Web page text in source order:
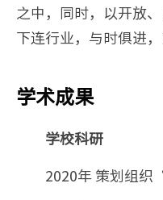
之中，同时，以开放
下连行业，与时俱进
学术成果
学校科研
2020年 策划组织